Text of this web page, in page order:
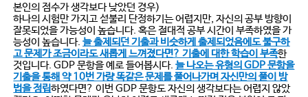
본인의 점수가 생각보다 낮았던 경우)
하나의 시험만 가지고 섣불리 단정하기는 어렵지만, 자신의 공부 방향이
잘못되었을 가능성이 높습니다. 혹은 절대적 공부 시간이 부족하였을 가
능성이 높습니다.늘 출제되던 기출과 비슷하게 출제되었음에도 불구하
고 문제가 조금이라도 새롭게 느껴졌다면? 기출에 대한 학습이 부족한
것입니다. GDP 문항을 예로 들어봅시다.늘 나오는 유형의 GDP 문항을
기출을 통해 약 10번 가량 똑같은 문제를 풀어나가며 자신만의 풀이 방
법을 정립하였다면? 이번 GDP 문항도 자신의 생각보다는 어렵지 않았